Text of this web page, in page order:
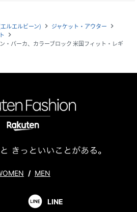
ルエルビーン) navigate_next ジャケット・アウター navigate_next
navigate_next
・パーカ、カラーブロック 米国フィット・レギ
/ MEN
LINE